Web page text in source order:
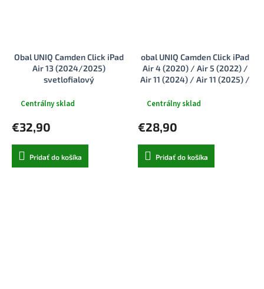
Obal UNIQ Camden Click iPad
Air 13 (2024/2025)
svetlofialový
Centrálny sklad
€32,90
Pridať do košíka
obal UNIQ Camden Click iPad
Air 4 (2020) / Air 5 (2022) /
Air 11 (2024) / Air 11 (2025) /
Centrálny sklad
€28,90
Pridať do košíka